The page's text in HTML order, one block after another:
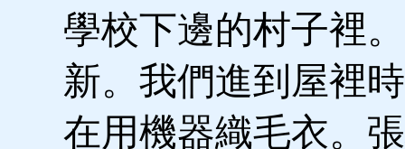
學校下邊的村子裡
新。我們進到屋裡
在用機器織毛衣。